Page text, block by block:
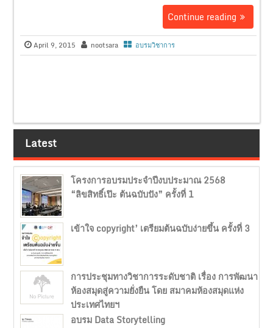
Continue reading
April 9, 2015 nootsara อบรมวิชาการ
Latest
โครงการอบรมประจำปีงบประมาณ 2568
“ลิขสิทธิ์เป๊ะ ต้นฉบับปัง” ครั้งที่ 1
เข้าใจ copyright’ เตรียมต้นฉบับง่ายขึ้น ครั้งที่ 3
การประชุมทางวิชาการระดับชาติ เรื่อง การพัฒนา
ห้องสมุดสู่ความยั่งยืน โดย สมาคมห้องสมุดแห่ง
ประเทศไทยฯ
อบรม Data Storytelling